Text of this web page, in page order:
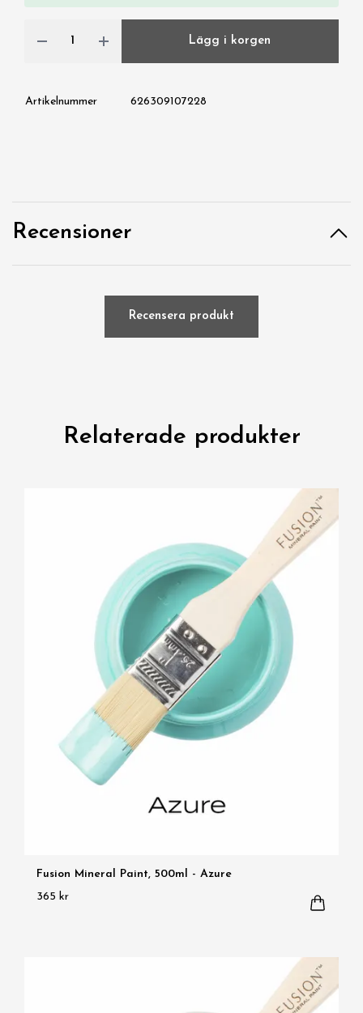
Lägg i korgen
Artikelnummer 626309107228
Recensioner
Recensera produkt
Relaterade produkter
Fusion Mineral Paint, 500ml - Azure
365 kr